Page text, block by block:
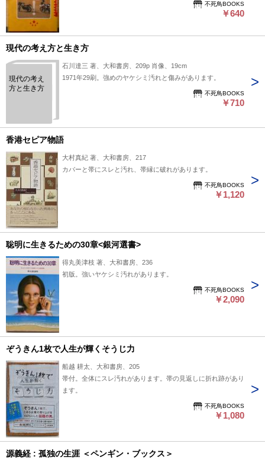
不死鳥BOOKS
￥640
現代の考え方と生き方
現代の考え
方と生き方
石川達三 著、大和書房、209p 肖像、19cm
1971年29刷。強めのヤケシミ汚れと傷みがあります。
不死鳥BOOKS
￥710
香港セピア物語
大村真紀 著、大和書房、217
カバーと帯にスレと汚れ、帯縁に破れがあります。
不死鳥BOOKS
￥1,120
聡明に生きるための30章<銀河選書>
得丸美津枝 著、大和書房、236
初版。強いヤケシミ汚れがあります。
不死鳥BOOKS
￥2,090
ぞうきん1枚で人生が輝くそうじ力
船越 耕太、大和書房、205
帯付。全体にスレ汚れがあります。帯の見返しに折れ跡があり
ます。
不死鳥BOOKS
￥1,080
源義経 : 孤独の生涯 ＜ペンギン・ブックス＞